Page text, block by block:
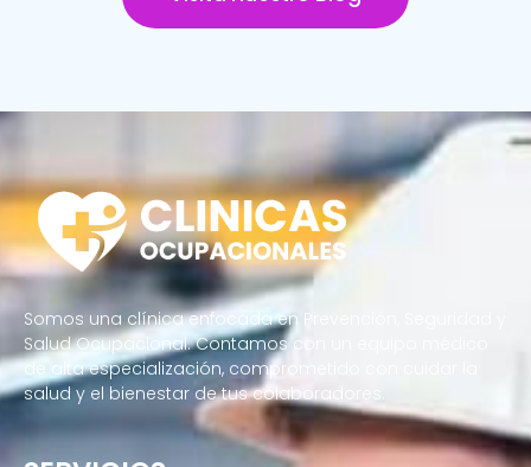
Somos una clínica enfocada en Prevención, Seguridad y
Salud Ocupacional. Contamos con un equipo médico
de alta especialización, comprometido con cuidar la
salud y el bienestar de tus colaboradores.